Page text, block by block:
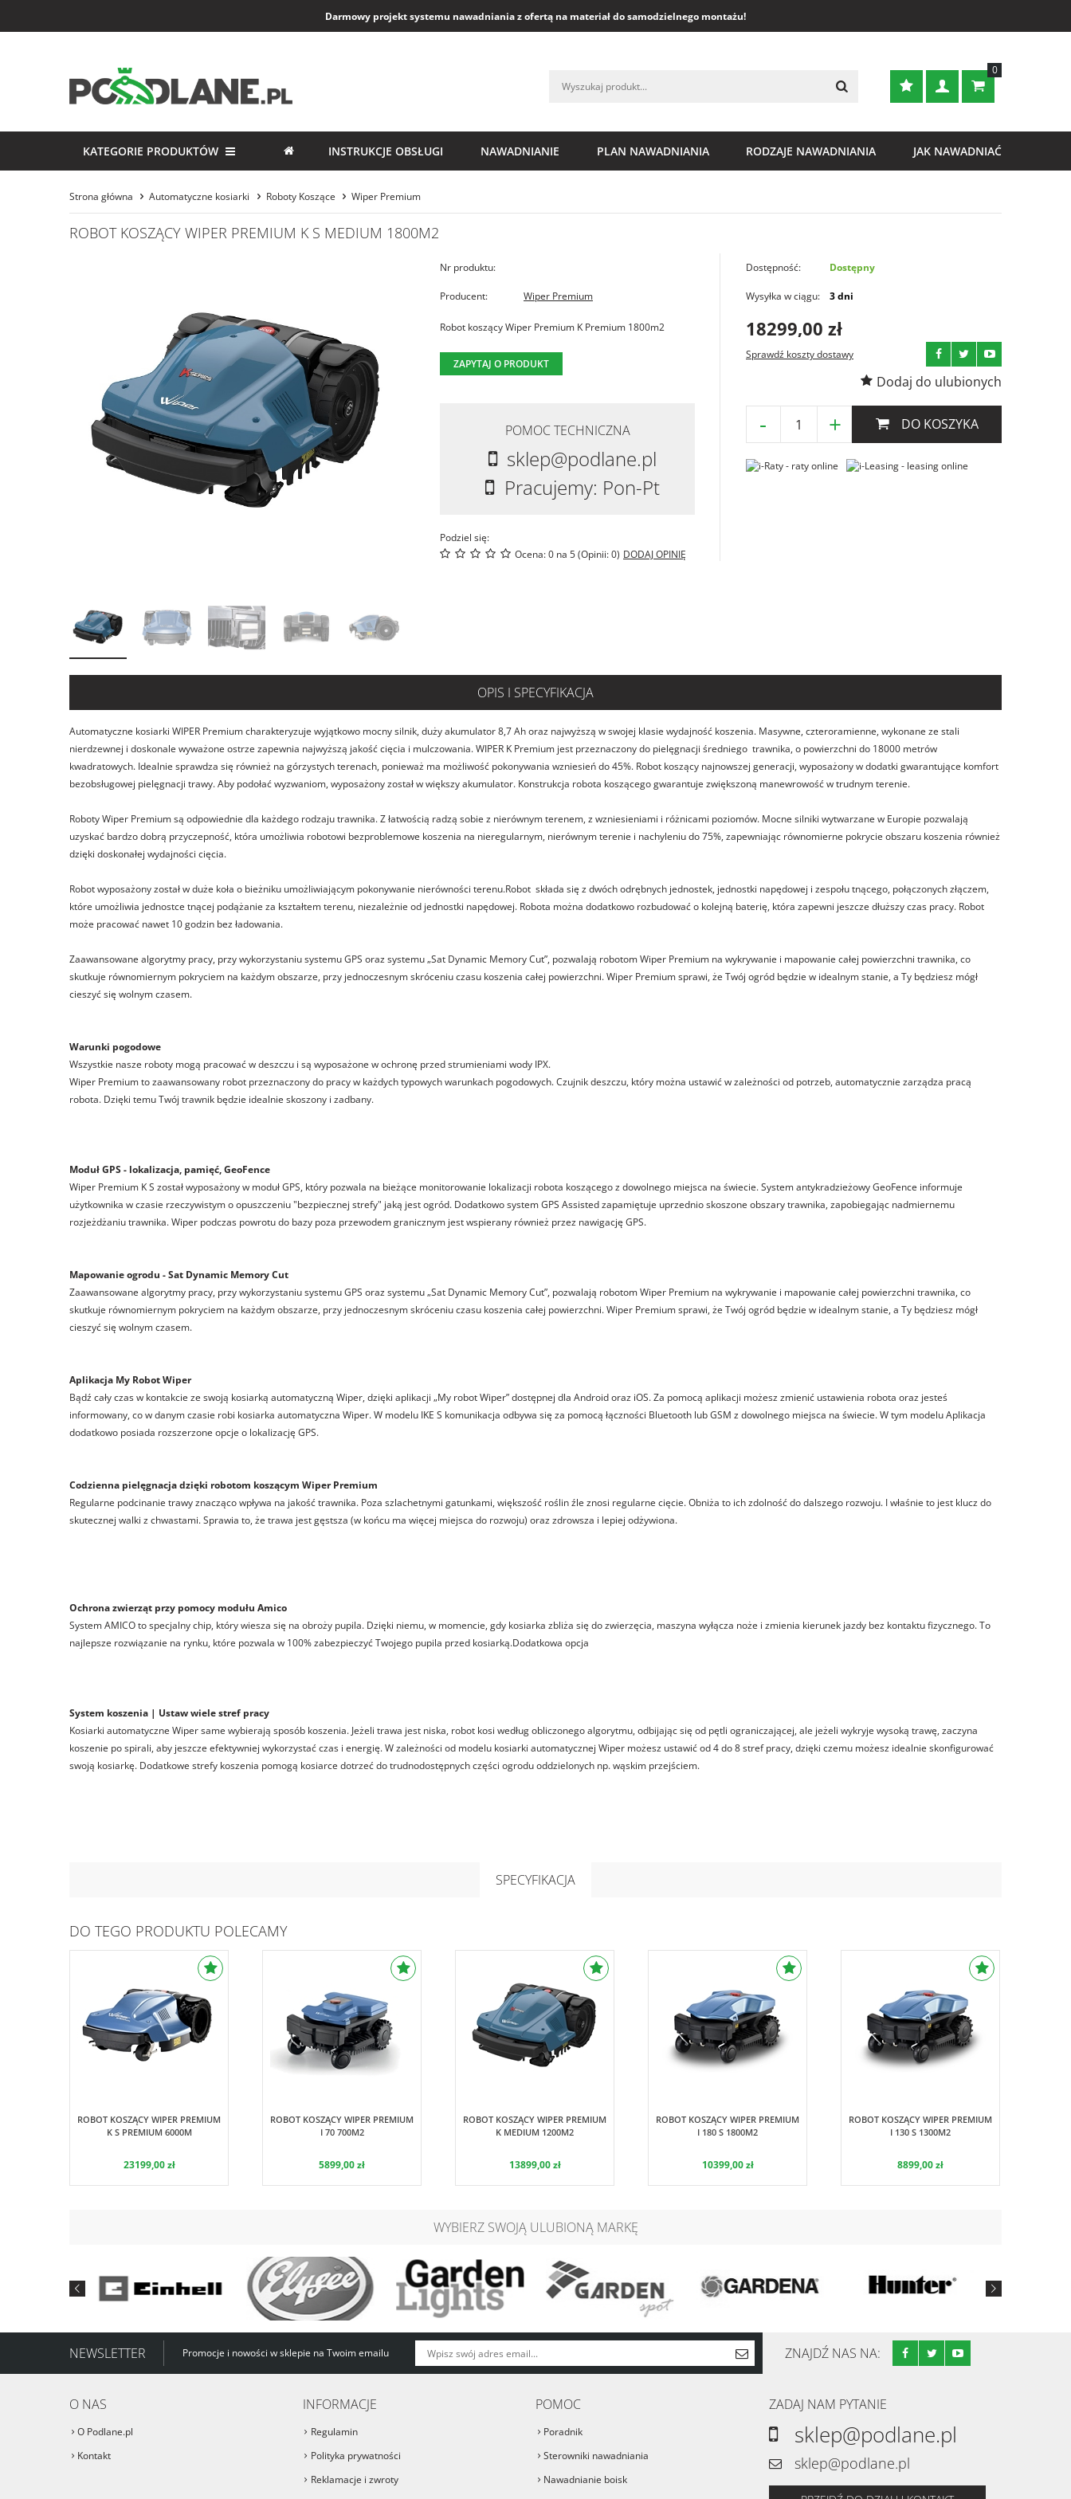
Darmowy projekt systemu nawadniania z ofertą na materiał do samodzielnego montażu!
0
KATEGORIE PRODUKTÓW INSTRUKCJE OBSŁUGI NAWADNIANIE PLAN NAWADNIANIA RODZAJE NAWADNIANIA JAK NAWADNIAĆ
Strona główna Automatyczne kosiarki Roboty Koszące Wiper Premium
ROBOT KOSZĄCY WIPER PREMIUM K S MEDIUM 1800M2
Dostępność: Dostępny
Wysyłka w ciągu: 3dni
18299,00 zł
Sprawdź koszty dostawy
Dodaj do ulubionych
+
- DO KOSZYKA
Nr produktu:
Producent: Wiper Premium
Robot koszący Wiper Premium K Premium 1800m2
ZAPYTAJ O PRODUKT
POMOC TECHNICZNA
sklep@podlane.pl
Pracujemy: Pon-Pt
Podziel się:
Ocena: 0 na 5 (Opinii: 0) DODAJ OPINIĘ
OPIS I SPECYFIKACJA
Automatyczne kosiarki WIPER Premium charakteryzuje wyjątkowo mocny silnik, duży akumulator 8,7 Ah oraz najwyższą w swojej klasie wydajność koszenia. Masywne, czteroramienne, wykonane ze stali
nierdzewnej i doskonale wyważone ostrze zapewnia najwyższą jakość cięcia i mulczowania. WIPER K Premium jest przeznaczony do pielęgnacji średniego trawnika, o powierzchni do 18000 metrów
kwadratowych. Idealnie sprawdza się również na górzystych terenach, ponieważ ma możliwość pokonywania wzniesień do 45%. Robot koszący najnowszej generacji, wyposażony w dodatki gwarantujące komfort
bezobsługowej pielęgnacji trawy. Aby podołać wyzwaniom, wyposażony został w większy akumulator. Konstrukcja robota koszącego gwarantuje zwiększoną manewrowość w trudnym terenie.
Roboty Wiper Premium są odpowiednie dla każdego rodzaju trawnika. Z łatwością radzą sobie z nierównym terenem, z wzniesieniami i różnicami poziomów. Mocne silniki wytwarzane w Europie pozwalają
uzyskać bardzo dobrą przyczepność, która umożliwia robotowi bezproblemowe koszenia na nieregularnym, nierównym terenie i nachyleniu do 75%, zapewniając równomierne pokrycie obszaru koszenia również
dzięki doskonałej wydajności cięcia.
Robot wyposażony został w duże koła o bieżniku umożliwiającym pokonywanie nierówności terenu.Robot składa się z dwóch odrębnych jednostek, jednostki napędowej i zespołu tnącego, połączonych złączem,
które umożliwia jednostce tnącej podążanie za kształtem terenu, niezależnie od jednostki napędowej. Robota można dodatkowo rozbudować o kolejną baterię, która zapewni jeszcze dłuższy czas pracy. Robot
może pracować nawet 10 godzin bez ładowania.
Zaawansowane algorytmy pracy, przy wykorzystaniu systemu GPS oraz systemu „Sat Dynamic Memory Cut”, pozwalają robotom Wiper Premium na wykrywanie i mapowanie całej powierzchni trawnika, co
skutkuje równomiernym pokryciem na każdym obszarze, przy jednoczesnym skróceniu czasu koszenia całej powierzchni. Wiper Premium sprawi, że Twój ogród będzie w idealnym stanie, a Ty będziesz mógł
cieszyć się wolnym czasem.
Warunki pogodowe
Wszystkie nasze roboty mogą pracować w deszczu i są wyposażone w ochronę przed strumieniami wody IPX.
Wiper Premium to zaawansowany robot przeznaczony do pracy w każdych typowych warunkach pogodowych. Czujnik deszczu, który można ustawić w zależności od potrzeb, automatycznie zarządza pracą
robota. Dzięki temu Twój trawnik będzie idealnie skoszony i zadbany.
Moduł GPS - lokalizacja, pamięć, GeoFence
Wiper Premium K S został wyposażony w moduł GPS, który pozwala na bieżące monitorowanie lokalizacji robota koszącego z dowolnego miejsca na świecie. System antykradzieżowy GeoFence informuje
użytkownika w czasie rzeczywistym o opuszczeniu "bezpiecznej strefy" jaką jest ogród. Dodatkowo system GPS Assisted zapamiętuje uprzednio skoszone obszary trawnika, zapobiegając nadmiernemu
rozjeżdżaniu trawnika. Wiper podczas powrotu do bazy poza przewodem granicznym jest wspierany również przez nawigację GPS.
Mapowanie ogrodu - Sat Dynamic Memory Cut
Zaawansowane algorytmy pracy, przy wykorzystaniu systemu GPS oraz systemu „Sat Dynamic Memory Cut”, pozwalają robotom Wiper Premium na wykrywanie i mapowanie całej powierzchni trawnika, co
skutkuje równomiernym pokryciem na każdym obszarze, przy jednoczesnym skróceniu czasu koszenia całej powierzchni. Wiper Premium sprawi, że Twój ogród będzie w idealnym stanie, a Ty będziesz mógł
cieszyć się wolnym czasem.
Aplikacja My Robot Wiper
Bądź cały czas w kontakcie ze swoją kosiarką automatyczną Wiper, dzięki aplikacji „My robot Wiper” dostępnej dla Android oraz iOS. Za pomocą aplikacji możesz zmienić ustawienia robota oraz jesteś
informowany, co w danym czasie robi kosiarka automatyczna Wiper. W modelu IKE S komunikacja odbywa się za pomocą łączności Bluetooth lub GSM z dowolnego miejsca na świecie. W tym modelu Aplikacja
dodatkowo posiada rozszerzone opcje o lokalizację GPS.
Codzienna pielęgnacja dzięki robotom koszącym Wiper Premium
Regularne podcinanie trawy znacząco wpływa na jakość trawnika. Poza szlachetnymi gatunkami, większość roślin źle znosi regularne cięcie. Obniża to ich zdolność do dalszego rozwoju. I właśnie to jest klucz do
skutecznej walki z chwastami. Sprawia to, że trawa jest gęstsza (w końcu ma więcej miejsca do rozwoju) oraz zdrowsza i lepiej odżywiona.
Ochrona zwierząt przy pomocy modułu Amico
System AMICO to specjalny chip, który wiesza się na obroży pupila. Dzięki niemu, w momencie, gdy kosiarka zbliża się do zwierzęcia, maszyna wyłącza noże i zmienia kierunek jazdy bez kontaktu fizycznego. To
najlepsze rozwiązanie na rynku, które pozwala w 100% zabezpieczyć Twojego pupila przed kosiarką.Dodatkowa opcja
System koszenia | Ustaw wiele stref pracy
Kosiarki automatyczne Wiper same wybierają sposób koszenia. Jeżeli trawa jest niska, robot kosi według obliczonego algorytmu, odbijając się od pętli ograniczającej, ale jeżeli wykryje wysoką trawę, zaczyna
koszenie po spirali, aby jeszcze efektywniej wykorzystać czas i energię. W zależności od modelu kosiarki automatycznej Wiper możesz ustawić od 4 do 8 stref pracy, dzięki czemu możesz idealnie skonfigurować
swoją kosiarkę. Dodatkowe strefy koszenia pomogą kosiarce dotrzeć do trudnodostępnych części ogrodu oddzielonych np. wąskim przejściem.
SPECYFIKACJA
DO TEGO PRODUKTU POLECAMY
ROBOT KOSZĄCY WIPER PREMIUM
K S PREMIUM 6000M
23199,00 zł
Wiper Premium
ROBOT KOSZĄCY WIPER PREMIUM
I 70 700M2
5899,00 zł
Wiper Premium
ROBOT KOSZĄCY WIPER PREMIUM
K MEDIUM 1200M2
13899,00 zł
Wiper Premium
ROBOT KOSZĄCY WIPER PREMIUM
I 180 S 1800M2
10399,00 zł
Wiper Premium
ROBOT KOSZĄCY WIPER PREMIUM
I 130 S 1300M2
8899,00 zł
Wiper Premium
WYBIERZ SWOJĄ ULUBIONĄ MARKĘ
NEWSLETTER Promocje i nowości w sklepie na Twoim emailu ZNAJDŹ NAS NA:
O NAS
O Podlane.pl
Kontakt
INFORMACJE
Regulamin
Polityka prywatności
Reklamacje i zwroty
POMOC
Poradnik
Sterowniki nawadniania
Nawadnianie boisk
ZADAJ NAM PYTANIE
sklep@podlane.pl
sklep@podlane.pl